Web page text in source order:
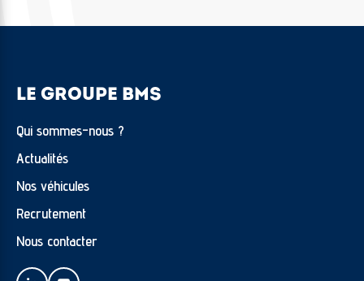
LE GROUPE BMS
Qui sommes-nous ?
Actualités
Nos véhicules
Recrutement
Nous contacter